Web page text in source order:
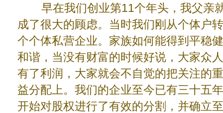
早在我们创业第11个年头，我父亲
成了很大的顾虑。当时我们刚从个体户
个个体私营企业。家族如何能得到平稳
和谐，当没有财富的时候好说，大家众
有了利润，大家就会不自觉的把关注的
益分配上。我们的企业至今已有三十五
开始对股权进行了有效的分割，并确立